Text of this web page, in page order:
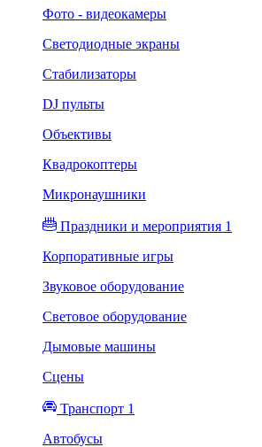
Фото - видеокамеры
Светодиодные экраны
Стабилизаторы
DJ пульты
Объективы
Квадрокоптеры
Микронаушники
Праздники и мероприятия 1
Корпоративные игры
Звуковое оборудование
Световое оборудование
Дымовые машины
Сцены
Транспорт 1
Автобусы